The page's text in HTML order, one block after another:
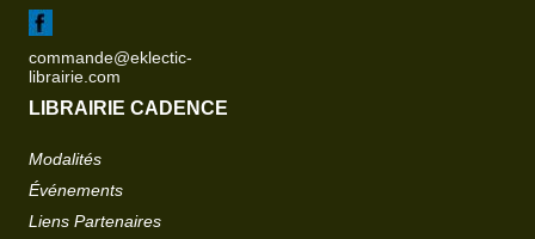
commande@eklectic-
librairie.com
LIBRAIRIE CADENCE
Modalités
Événements
Liens Partenaires